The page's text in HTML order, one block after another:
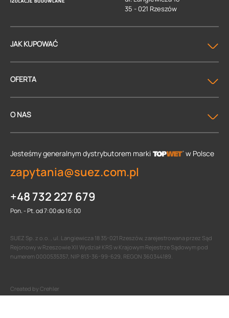
35 - 021 Rzeszów
JAK KUPOWAĆ
OFERTA
O NAS
Jesteśmy generalnym dystrybutorem marki w Polsce
zapytania@suez.com.pl
+48 732 227 679
Pon. - Pt. od 7:00 do 16:00
SUEZ Sp. z o.o. , ul. Langiewicza 18 35-021 Rzeszów, zarejestrowana przez Sąd
Rejonowy w Rzeszowie XII Wydział KRS w Krajowym Rejestrze Sądowym pod
numerem 0000535357, NIP 813-36-99-629, REGON 360344189.
Created by Crehler